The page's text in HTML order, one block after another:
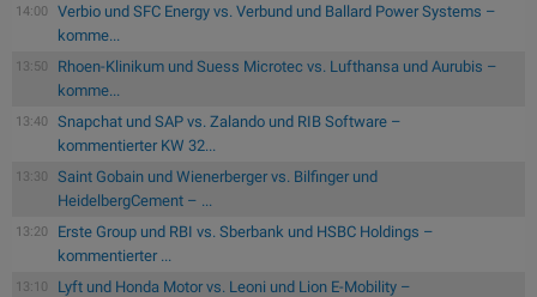
14:00
Verbio und SFC Energy vs. Verbund und Ballard Power Systems –
komme...
13:50
Rhoen-Klinikum und Suess Microtec vs. Lufthansa und Aurubis –
komme...
13:40
Snapchat und SAP vs. Zalando und RIB Software –
kommentierter KW 32...
13:30
Saint Gobain und Wienerberger vs. Bilfinger und
HeidelbergCement – ...
13:20
Erste Group und RBI vs. Sberbank und HSBC Holdings –
kommentierter ...
13:10
Lyft und Honda Motor vs. Leoni und Lion E-Mobility –